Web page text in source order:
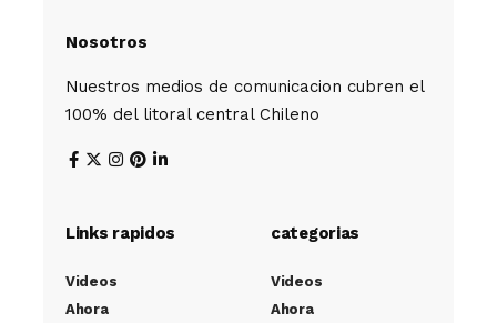
Nosotros
Nuestros medios de comunicacion cubren el
100% del litoral central Chileno
Links rapidos
Videos
Ahora
categorias
Videos
Ahora